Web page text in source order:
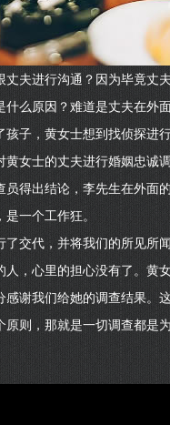
夫进行沟通？因为毕竟丈
么原因？难道是丈夫在外
子，黄女士想到找侦探进
女士的丈夫进行婚姻忠诚
得出结论，李先生在外面
一个工作狂。
交代，并将我们的所见所
，心里的担心没有了。黄
谢我们给她的调查结果。
则，那就是一切调查都是